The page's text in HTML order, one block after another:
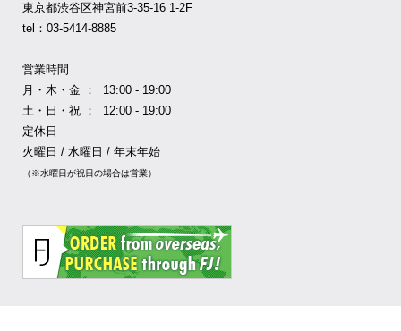
東京都渋谷区神宮前3-35-16 1-2F
tel：03-5414-8885
営業時間
月・木・金 ： 13:00 - 19:00
土・日・祝 ： 12:00 - 19:00
定休日
火曜日 / 水曜日 / 年末年始
（※水曜日が祝日の場合は営業）